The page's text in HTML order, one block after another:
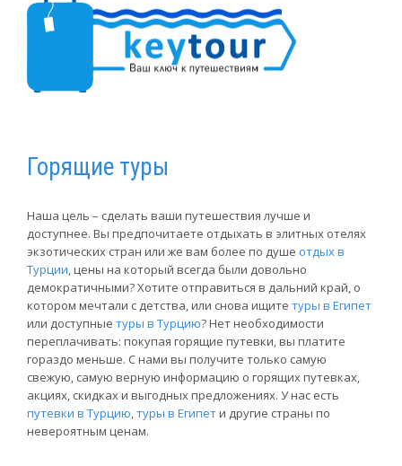
Горящие туры
Наша цель – сделать ваши путешествия лучше и
доступнее. Вы предпочитаете отдыхать в элитных отелях
экзотических стран или же вам более по душе отдых в
Турции, цены на который всегда были довольно
демократичными? Хотите отправиться в дальний край, о
котором мечтали с детства, или снова ищите туры в Египет
или доступные туры в Турцию? Нет необходимости
переплачивать: покупая горящие путевки, вы платите
гораздо меньше. С нами вы получите только самую
свежую, самую верную информацию о горящих путевках,
акциях, скидках и выгодных предложениях. У нас есть
путевки в Турцию,туры в Египети другие страны по
невероятным ценам.